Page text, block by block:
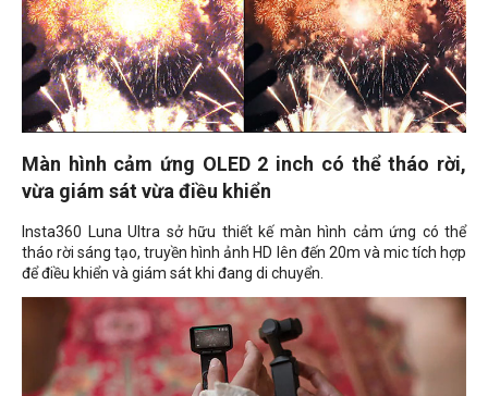
Màn hình cảm ứng OLED 2 inch có thể tháo rời,
vừa giám sát vừa điều khiển
Insta360 Luna Ultra sở hữu thiết kế màn hình cảm ứng có thể
tháo rời sáng tạo, truyền hình ảnh HD lên đến 20m và mic tích hợp
để điều khiển và giám sát khi đang di chuyển.